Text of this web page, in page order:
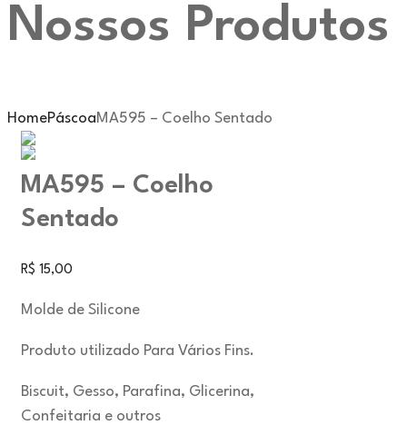
Nossos Produtos
HomePáscoaMA595 – Coelho Sentado
MA595 – Coelho
Sentado
R$ 15,00
Molde de Silicone
Produto utilizado Para Vários Fins.
Biscuit, Gesso, Parafina, Glicerina,
Confeitaria e outros